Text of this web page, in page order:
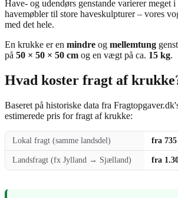
Have- og udendørs genstande varierer meget
havemøbler til store haveskulpturer – vores
med det hele.
En krukke er en mindre og mellemtung
på 50 × 50 × 50 cm og en vægt på ca. 15 kg.
Hvad koster fragt af
Baseret på historiske data fra
estimerede pris for fragt af krukke:
Lokal fragt (samme landsdel) fra
Landsfragt (fx Jylland → Sjælland) fra